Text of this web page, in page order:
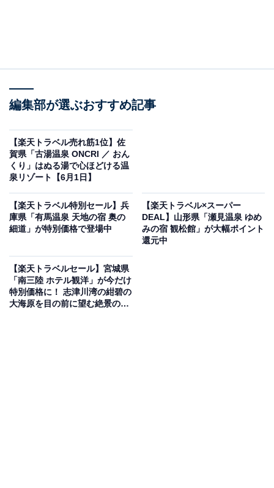
ブリと氷見牛の宿 ひみ栄和温泉元湯 民宿 叶（画像出典：楽天トラベル）
「高岡・氷見・砺波の10室以下のホテル・旅館」で1位
を獲得しているのは、「ブリと氷見牛の宿 ひみ栄和温泉
元湯 民宿 叶」です。
編集部が選ぶおすすめ記事
【楽天トラベル売れ筋1位】佐
賀県「古湯温泉 ONCRI ／ おん
くり」はぬる湯で心ほどける温
泉リゾート【6月1日】
【楽天トラベル特別セール】兵
庫県「有馬温泉 天地の宿 奥の
細道」が特別価格で登場中
【楽天トラベル×スーパー
DEAL】山形県「瀬見温泉 ゆめ
みの宿 観松館」が大幅ポイント
還元中
【楽天トラベルセール】宮城県
「南三陸 ホテル観洋」が今だけ
特別価格に！ 志津川湾の紺碧の
大海原を目の前に望む絶景の宿